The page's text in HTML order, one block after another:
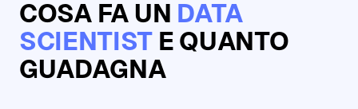
COSA FA UN DATA
SCIENTIST E QUANTO
GUADAGNA